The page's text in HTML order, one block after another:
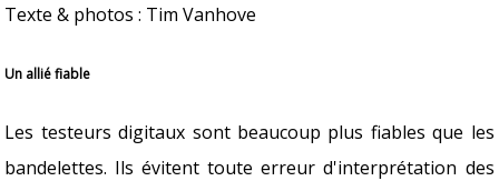
Texte & photos : Tim Vanhove
Un allié fiable
Les testeurs digitaux sont beaucoup plus fiables que les
bandelettes. Ils évitent toute erreur d'interprétation des